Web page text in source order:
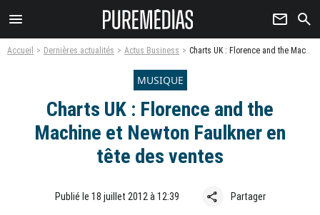
menu newsletter search
Accueil Dernières actualités Actus Business Charts UK : Florence and the Machine et Newton Faulkner en tête des ventes
MUSIQUE
Charts UK : Florence and the
Machine et Newton Faulkner en
tête des ventes
Publié le 18 juillet 2012 à 12:39 share Partager